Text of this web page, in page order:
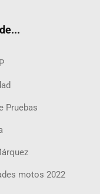
Pruebas
motos 2022